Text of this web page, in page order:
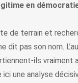
en
de terrain et
dit pas son nom.
ils vraiment
ici une analyse